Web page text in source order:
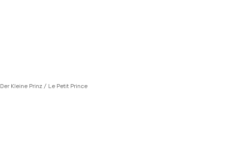
Der Kleine Prinz / Le Petit Prince